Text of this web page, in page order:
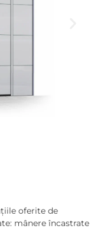
oferite de
mânere încastrate